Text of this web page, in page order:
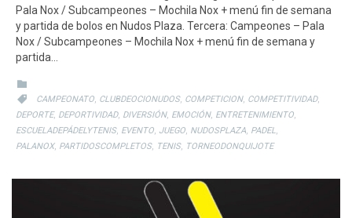
Pala Nox / Subcampeones – Mochila Nox + menú fin de semana
y partida de bolos en Nudos Plaza. Tercera: Campeones – Pala
Nox / Subcampeones – Mochila Nox + menú fin de semana y
partida…

 CATEGORY
CAMPEONATO, CLUBDEOCIONUDOS, COMPETICION, COMPETITIVIDAD,
DEPORTE, DEPORTIVIDAD, DIVERSIÓN, EMOCIÓN, ENTRETENIMIENTO,
ESCUELADEPÁDELYTENIS, EVENTO, JUEGO, NUDOSPLAZA, PADEL,
PALANOX, PARTIDOSCOMPLETOS, TENIS, TORNEODONQUIJOTE